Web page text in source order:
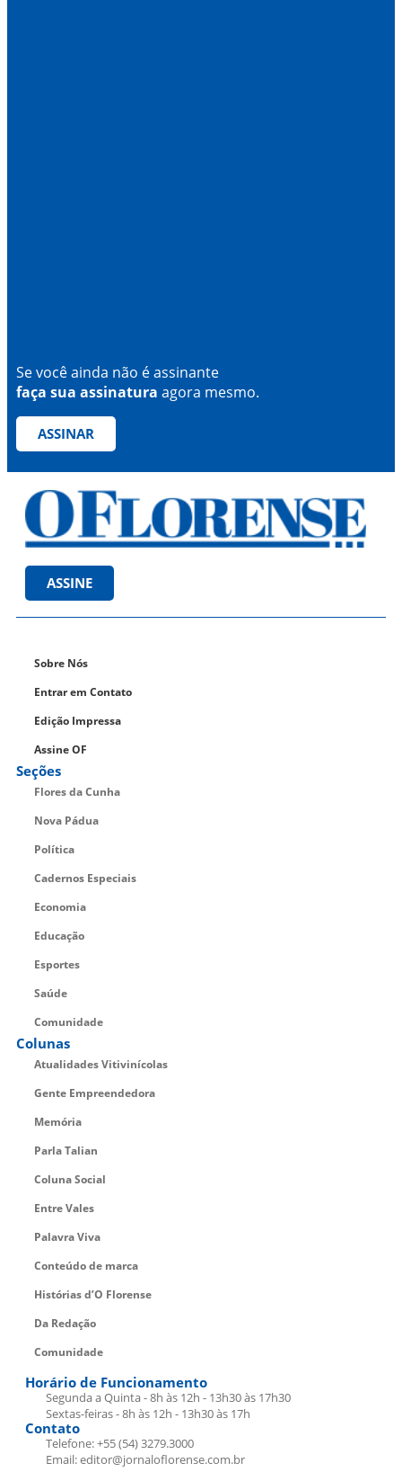
Se você ainda não é assinante
faça sua assinatura agora mesmo.
ASSINAR
ASSINE
Sobre Nós
Entrar em Contato
Edição Impressa
Assine OF
Seções
Flores da Cunha
Nova Pádua
Política
Cadernos Especiais
Economia
Educação
Esportes
Saúde
Comunidade
Colunas
Atualidades Vitivinícolas
Gente Empreendedora
Memória
Parla Talian
Coluna Social
Entre Vales
Palavra Viva
Conteúdo de marca
Histórias d’O Florense
Da Redação
Comunidade
Horário de Funcionamento
Segunda a Quinta - 8h às 12h - 13h30 às 17h30
Sextas-feiras - 8h às 12h - 13h30 às 17h
Contato
Telefone: +55 (54) 3279.3000
Email: editor@jornaloflorense.com.br